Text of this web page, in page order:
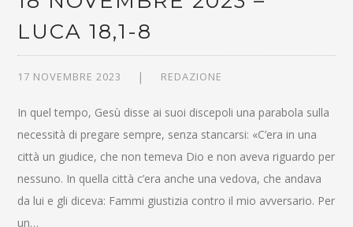
LUCA 18,1-8
17 NOVEMBRE 2023 REDAZIONE
In quel tempo, Gesù disse ai suoi discepoli una parabola sulla
necessità di pregare sempre, senza stancarsi: «C’era in una
città un giudice, che non temeva Dio e non aveva riguardo per
nessuno. In quella città c’era anche una vedova, che andava
da lui e gli diceva: Fammi giustizia contro il mio avversario. Per
un…